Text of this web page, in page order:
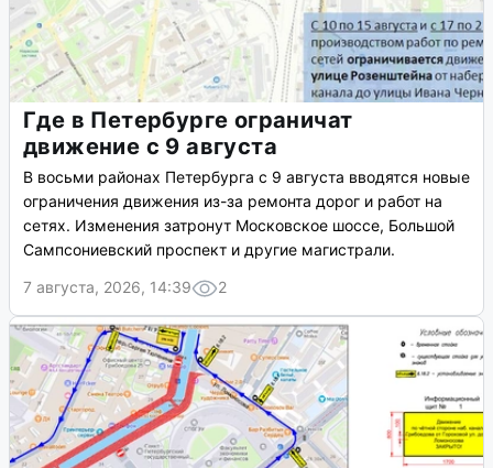
Где в Петербурге ограничат
движение с 9 августа
В восьми районах Петербурга с 9 августа вводятся новые
ограничения движения из-за ремонта дорог и работ на
сетях. Изменения затронут Московское шоссе, Большой
Сампсониевский проспект и другие магистрали.
7 августа, 2026, 14:39
2